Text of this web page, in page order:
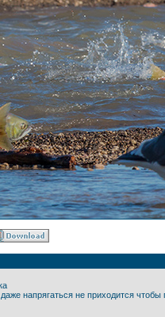
напрягаться не приходится